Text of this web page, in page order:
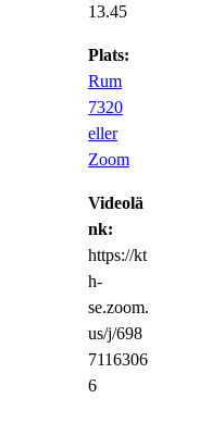
13.45
Plats:
Rum
7320
eller
Zoom
Videolä
nk:
https://kt
h-
se.zoom.
us/j/698
7116306
6